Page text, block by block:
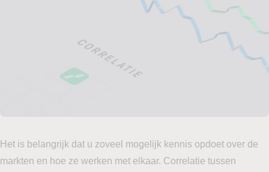
Het is belangrijk dat u zoveel mogelijk kennis opdoet over de
markten en hoe ze werken met elkaar. Correlatie tussen